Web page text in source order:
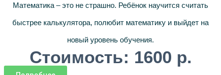
Математика – это не страшно. Ребёнок научится считать
быстрее калькулятора, полюбит математику и выйдет на
новый уровень обучения.
Стоимость: 1600 р.